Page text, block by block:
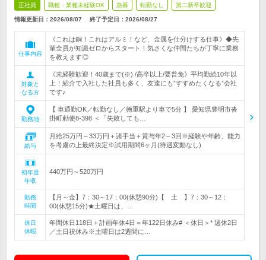
正社員 職種・業種未経験OK 急募 転勤なし 第二新卒歓迎
情報更新日：2026/08/07 終了予定日： 2026/08/27
仕事内容
《これは銅！これはアルミ！など、金属を仕分けする仕事》◆先
輩全員が知識ゼロからスタート！気さくな仲間たちが丁寧に業務
を教えます◎
対象と
なる方
《未経験歓迎！40歳まで(※) /高卒以上/要普免》平均勤続10年以
上！紹介で入社した社員も多く、友達にも”すすめたくなる”会社
です♪
勤務地
【 車通勤OK／転勤なし／徳重駅より車で5分 】 愛知県豊明市沓
掛町勅使8-398 ＜「失敗しても…
給与
月給25万円～33万円＋諸手当＋賞与年2～3回※経験や年齢、能力
を考慮の上最終決定※試用期間6ヶ月(待遇変動なし)
初年度
年収
440万円～520万円
勤務
時間
【月～金】7：30～17：00(休憩90分)【 土 】7：30～12：
00(休憩15分)★土曜日は、…
休日
休暇
年間休日118日＋計画年休4日＝年122日休み# ＜休日＞* 週休2日
／土日祝休み※土曜日は2週間に…